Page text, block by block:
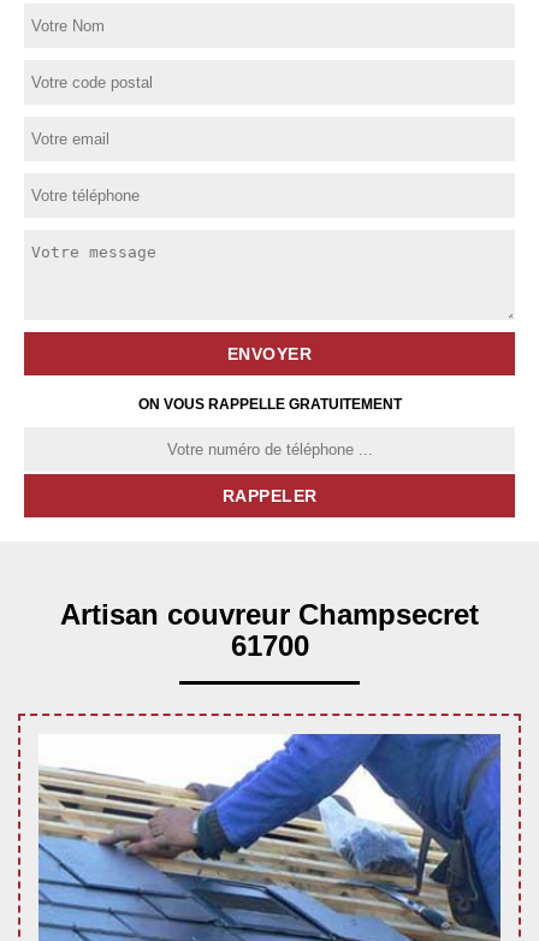
ON VOUS RAPPELLE GRATUITEMENT
Artisan couvreur Champsecret
61700